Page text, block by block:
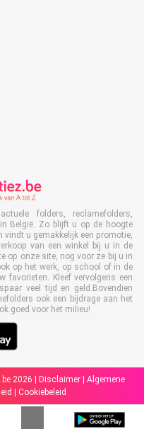
folders, reclamefolders,
België. Zo blijft u op de hoogte
u gemakkelijk een promotie,
van een winkel bij u in de
op onze site, nog voor ze bij u in
op het werk, op school of in de
favorieten. Kleef vervolgens een
veel tijd en geld.Bovendien
ook een bijdrage aan het
goed voor het milieu!
2026 | Disclaimer| Algemene
Cookiebeleid